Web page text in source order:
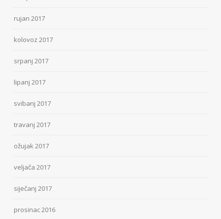
rujan 2017
kolovoz 2017
srpanj 2017
lipanj 2017
svibanj 2017
travanj 2017
ožujak 2017
veljača 2017
siječanj 2017
prosinac 2016